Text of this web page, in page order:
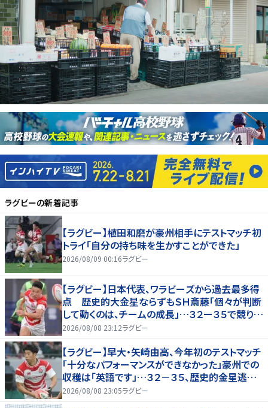
ラグビーの新着記事
【ラグビー】植田和磨が豪州相手にテストマッチ初
トライ「自分の持ち味を生かすことができた」
2026/08/09 00:16ラグビー
【ラグビー】日本代表、ワラビーズから過去最多得
点 歴史的大金星ならずもＳＨ斎藤「個々が判断
して動くのは、チームの成長」…３２ー３５で競り負
ける
2026/08/08 23:12ラグビー
【ラグビー】早大・矢崎由高、今年初のテストマッチ
「十分なパフォーマンスができなかった」豪州での
収穫は「英語です」…３２－３５、歴史的金星逃し
たオーストラリア代表戦はＷＴＢで途中出場
2026/08/08 23:05ラグビー